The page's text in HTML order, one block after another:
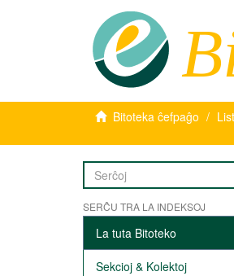
Bitoteka ĉefpaĝo
SERĈU TRA LA INDEKSOJ
La tuta Bitoteko
Sekcioj & Kolektoj